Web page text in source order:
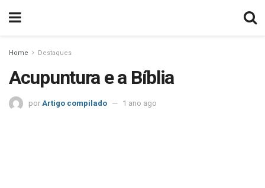
Home Destaques
Acupuntura e a Bíblia
por Artigo compilado 1 ano ago